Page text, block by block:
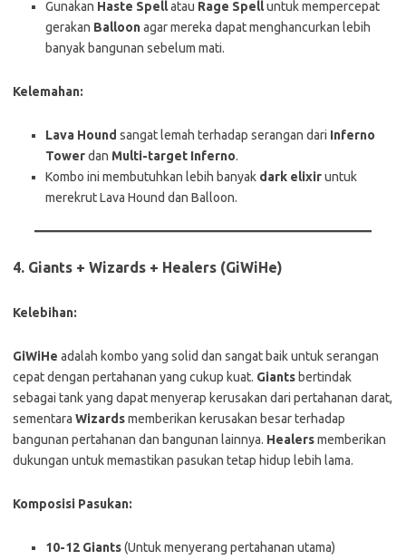
Gunakan Haste Spellatau Rage Spelluntuk mempercepat
gerakan Balloonagar mereka dapat menghancurkan lebih
banyak bangunan sebelum mati.
Kelemahan:
Lava Hound sangat lemah terhadap serangan dari Inferno
Towerdan Multi-target Inferno.
Kombo ini membutuhkan lebih banyak dark elixiruntuk
merekrut Lava Hound dan Balloon.
4. Giants + Wizards + Healers (GiWiHe)
Kelebihan:
GiWiHe adalah kombo yang solid dan sangat baik untuk serangan
cepat dengan pertahanan yang cukup kuat. Giants bertindak
sebagai tank yang dapat menyerap kerusakan dari pertahanan darat,
sementara Wizardsmemberikan kerusakan besar terhadap
bangunan pertahanan dan bangunan lainnya. Healersmemberikan
dukungan untuk memastikan pasukan tetap hidup lebih lama.
Komposisi Pasukan:
10-12 Giants(Untuk menyerang pertahanan utama)